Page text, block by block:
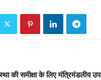
की समीक्षा के लिए मंत्रिमंडलीय उप